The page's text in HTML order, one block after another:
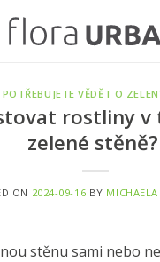
POTŘEBUJETE VĚDĚT O
rostliny
zelené stěně?
ON 2024-09-16 BY
stěnu sami nebo